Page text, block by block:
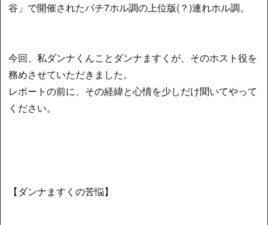
谷」で開催されたパチ7ホル調の上位版(？)連れホル調。
今回、私ダンナくんことダンナますくが、そのホスト役を
務めさせていただきました。
レポートの前に、その経緯と心情を少しだけ聞いてやって
ください。
【ダンナますくの苦悩】